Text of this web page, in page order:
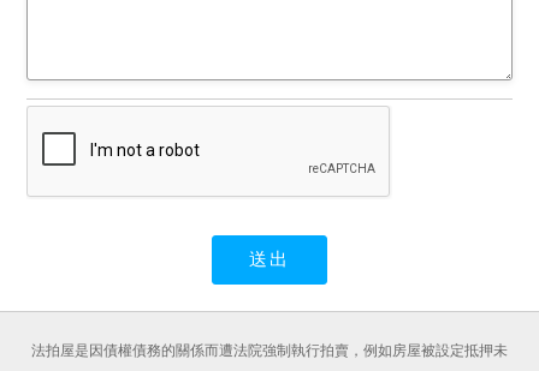
法拍屋是因債權債務的關係而遭法院強制執行拍賣，例如房屋被設定抵押未